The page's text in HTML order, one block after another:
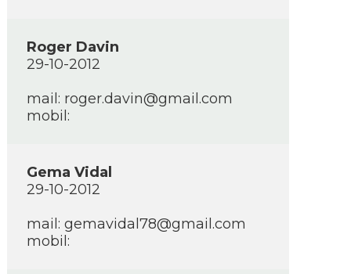
Roger Davin
29-10-2012
mail: roger.davin@gmail.com
mobil:
Gema Vidal
29-10-2012
mail: gemavidal78@gmail.com
mobil: